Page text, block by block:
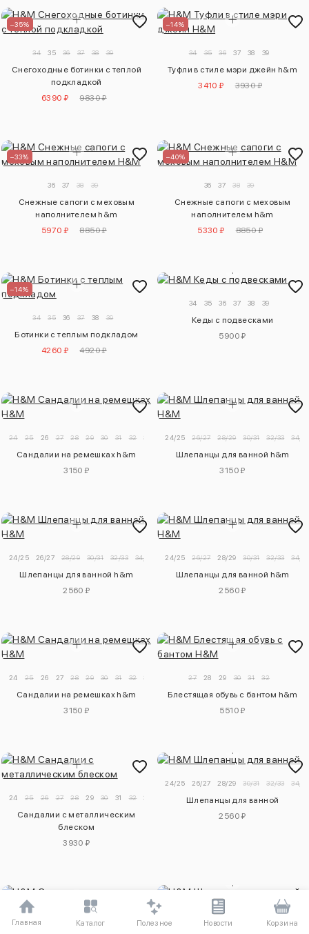
–35%
34 35 36 37 38 39
Снегоходные ботинки с теплой
подкладкой
6390 ₽
9830 ₽
–14%
34 35 36 37 38 39
Туфли в стиле мэри джейн h&m
3410 ₽
3930 ₽
–33%
36 37 38 39
Снежные сапоги с меховым
наполнителем h&m
5970 ₽
8850 ₽
–40%
36 37 38 39
Снежные сапоги с меховым
наполнителем h&m
5330 ₽
8850 ₽
–14%
34 35 36 37 38 39
Ботинки с теплым подкладом
4260 ₽
4920 ₽
34 35 36 37 38 39
Кеды с подвесками
5900 ₽
24 25 26 27 28 29 30 31 32 33 34
Сандалии на ремешках h&m
3150 ₽
24/25 26/27 28/29 30/31 32/33 34/
Шлепанцы для ванной h&m
3150 ₽
24/25 26/27 28/29 30/31 32/33 34/35
Шлепанцы для ванной h&m
2560 ₽
24/25 26/27 28/29 30/31 32/33 34/
Шлепанцы для ванной h&m
2560 ₽
24 25 26 27 28 29 30 31 32 33
Сандалии на ремешках h&m
3150 ₽
27 28 29 30 31 32
Блестящая обувь с бантом h&m
5510 ₽
24 25 26 27 28 29 30 31 32 33
Сандалии с металлическим
блеском
3930 ₽
24/25 26/27 28/29 30/31 32/33 34/
Шлепанцы для ванной
2560 ₽
30/31 34/35
Главная Каталог Полезное Новости Корзина